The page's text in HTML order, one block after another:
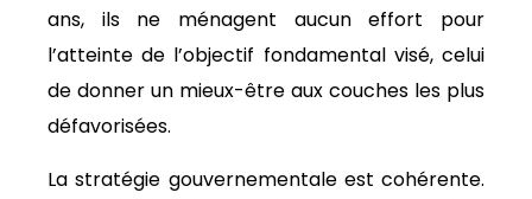
ans, ils ne ménagent aucun effort pour
l’atteinte de l’objectif fondamental visé, celui
de donner un mieux-être aux couches les plus
défavorisées.
La stratégie gouvernementale est cohérente.